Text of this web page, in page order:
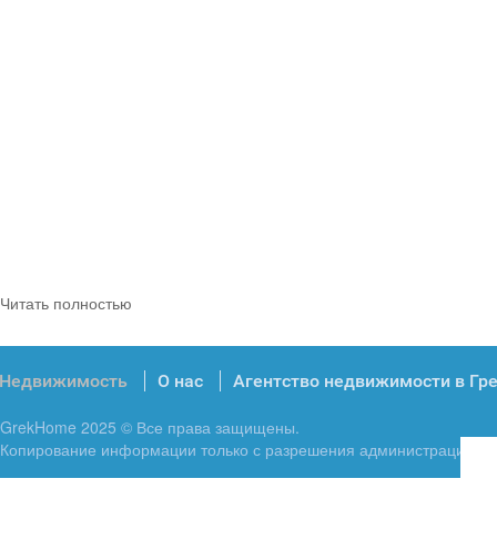
Читать полностью
Недвижимость О нас Агентство недвижимости в
GrekHome 2025 © Все права защищены.
Копирование информации только с разрешения администрации.